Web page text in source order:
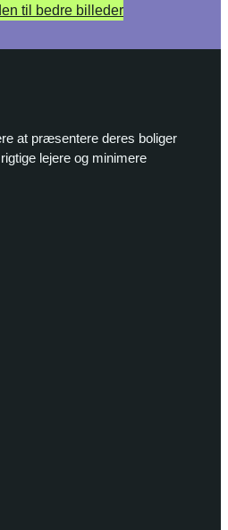
til bedre billeder
at præsentere deres boliger
lejere og minimere